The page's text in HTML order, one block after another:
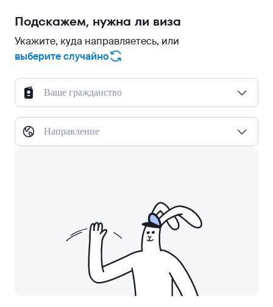
Подскажем, нужна ли виза
Укажите, куда направляетесь, или
выберите случайно
Ваше гражданство
Направление